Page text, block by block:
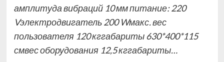
амплитуда вибраций 10 мм питание: 220
Vэлектродвигатель 200 Wмакс. вес
пользователя 120 кггабариты 630*400*115
смвес оборудования 12,5 кггабариты…